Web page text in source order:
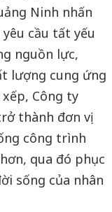
Ninh nhấn
cầu tất yếu
nguồn lực,
lượng cung ứng
Công ty
thành đơn vị
công trình
qua đó phục
sống của nhân